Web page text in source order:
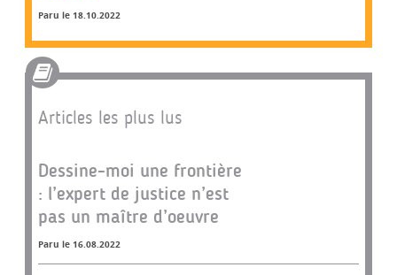
Paru le 18.10.2022
Articles les plus lus
Dessine-moi une frontière
: l’expert de justice n’est
pas un maître d’oeuvre
Paru le 16.08.2022